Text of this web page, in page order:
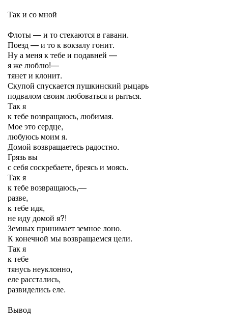
Так и со мной
Флоты — и то стекаются в гавани.
Поезд — и то к вокзалу гонит.
Ну а меня к тебе и подавней —
я же люблю!—
тянет и клонит.
Скупой спускается пушкинский рыцарь
подвалом своим любоваться и рыться.
Так я
к тебе возвращаюсь, любимая.
Мое это сердце,
любуюсь моим я.
Домой возвращаетесь радостно.
Грязь вы
с себя соскребаете, бреясь и моясь.
Так я
к тебе возвращаюсь,—
разве,
к тебе идя,
не иду домой я?!
Земных принимает земное лоно.
К конечной мы возвращаемся цели.
Так я
к тебе
тянусь неуклонно,
еле расстались,
развиделись еле.
Вывод